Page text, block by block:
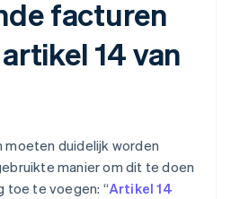
facturen
14 van
duidelijk worden
manier om dit te doen
toe te voegen: “Artikel 14